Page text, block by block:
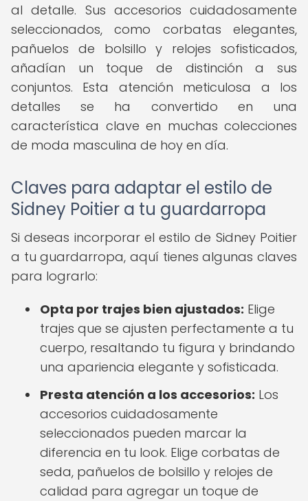
al detalle. Sus accesorios cuidadosamente
seleccionados, como corbatas elegantes,
pañuelos de bolsillo y relojes sofisticados,
añadían un toque de distinción a sus
conjuntos. Esta atención meticulosa a los
detalles se ha convertido en una
característica clave en muchas colecciones
de moda masculina de hoy en día.
Claves para adaptar el estilo de
Sidney Poitier a tu guardarropa
Si deseas incorporar el estilo de Sidney Poitier
a tu guardarropa, aquí tienes algunas claves
para lograrlo:
Opta por trajes bien ajustados: Elige
trajes que se ajusten perfectamente a tu
cuerpo, resaltando tu figura y brindando
una apariencia elegante y sofisticada.
Presta atención a los accesorios: Los
accesorios cuidadosamente
seleccionados pueden marcar la
diferencia en tu look. Elige corbatas de
seda, pañuelos de bolsillo y relojes de
calidad para agregar un toque de